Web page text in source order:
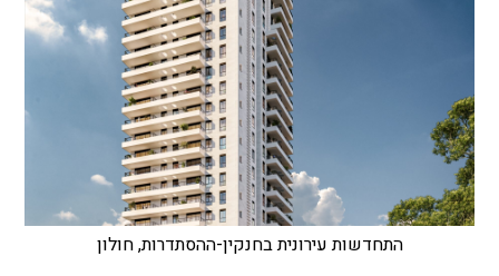
התחדשות עירונית בחנקין-ההסתדרות, חולון